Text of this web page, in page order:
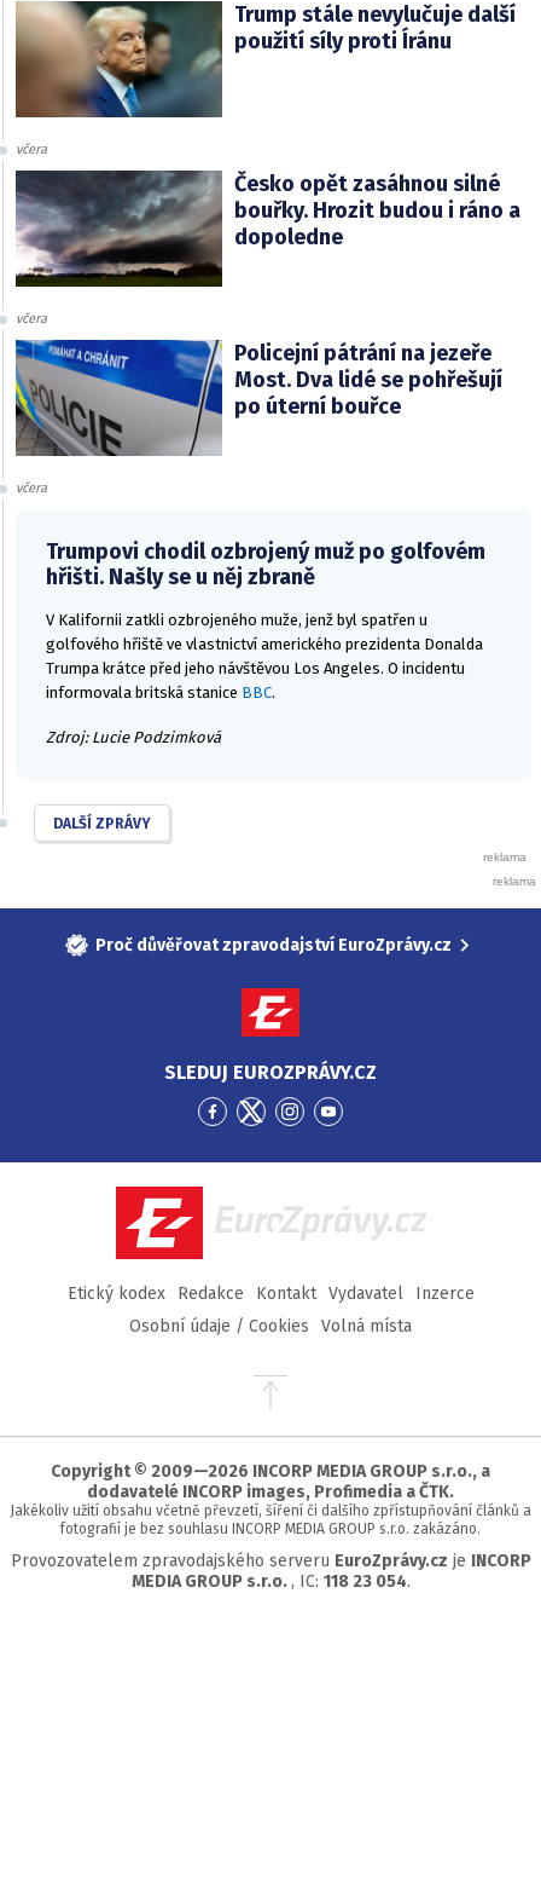
Trump stále nevylučuje další
použití síly proti Íránu
včera
Česko opět zasáhnou silné
bouřky. Hrozit budou i ráno a
dopoledne
včera
Policejní pátrání na jezeře
Most. Dva lidé se pohřešují
po úterní bouřce
včera
Trumpovi chodil ozbrojený muž po golfovém
hřišti. Našly se u něj zbraně
V Kalifornii zatkli ozbrojeného muže, jenž byl spatřen u
golfového hřiště ve vlastnictví amerického prezidenta Donalda
Trumpa krátce před jeho návštěvou Los Angeles. O incidentu
informovala britská stanice BBC.
Zdroj: Lucie Podzimková
DALŠÍ ZPRÁVY
Proč důvěřovat zpravodajství EuroZprávy.cz
SLEDUJ EUROZPRÁVY.CZ
Přejít
Facebook
Přejít
Twitter
Přejít
Instagram
Přejít
YouTube
EuroZprávy.cz
Etický kodex Redakce Kontakt Vydavatel
Inzerce
Osobní údaje / Cookies
Volná místa
Přejít
stránky
Copyright © 2009—2026 INCORP MEDIA GROUP s.r.o., a
dodavatelé INCORP images, Profimedia a ČTK.
Jakékoliv užití obsahu včetně převzetí, šíření či dalšího zpřístupňování článků a
fotografií je bez souhlasu INCORP MEDIA GROUP s.r.o. zakázáno.
Provozovatelem zpravodajského serveru EuroZprávy.cz je INCORP
MEDIA GROUP s.r.o. , IC: 118 23 054.